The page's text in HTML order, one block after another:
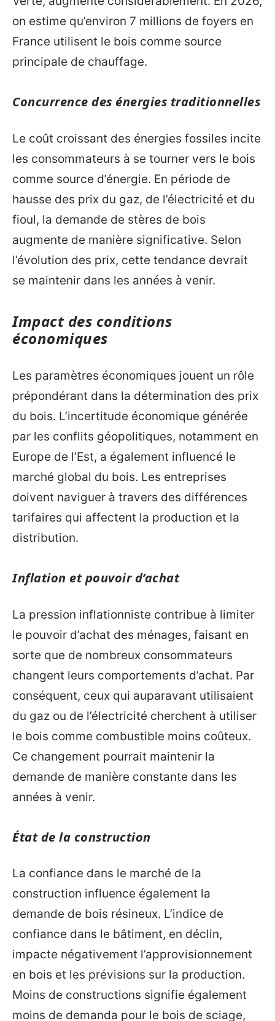
on estime qu’environ 7 millions de foyers en
France utilisent le bois comme source
principale de chauffage.
Concurrence des énergies traditionnelles
Le coût croissant des énergies fossiles incite
les consommateurs à se tourner vers le bois
comme source d’énergie. En période de
hausse des prix du gaz, de l’électricité et du
fioul, la demande de stères de bois
augmente de manière significative. Selon
l’évolution des prix, cette tendance devrait
se maintenir dans les années à venir.
Impact des conditions
économiques
Les paramètres économiques jouent un rôle
prépondérant dans la détermination des prix
du bois. L’incertitude économique générée
par les conflits géopolitiques, notamment en
Europe de l’Est, a également influencé le
marché global du bois. Les entreprises
doivent naviguer à travers des différences
tarifaires qui affectent la production et la
distribution.
Inflation et pouvoir d’achat
La pression inflationniste contribue à limiter
le pouvoir d’achat des ménages, faisant en
sorte que de nombreux consommateurs
changent leurs comportements d’achat. Par
conséquent, ceux qui auparavant utilisaient
du gaz ou de l’électricité cherchent à utiliser
le bois comme combustible moins coûteux.
Ce changement pourrait maintenir la
demande de manière constante dans les
années à venir.
État de la construction
La confiance dans le marché de la
construction influence également la
demande de bois résineux. L’indice de
confiance dans le bâtiment, en déclin,
impacte négativement l’approvisionnement
en bois et les prévisions sur la production.
Moins de constructions signifie également
moins de demanda pour le bois de sciage,